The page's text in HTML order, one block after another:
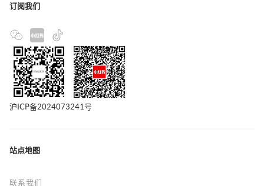
订阅我们
沪ICP备2024073241号
站点地图
联系我们